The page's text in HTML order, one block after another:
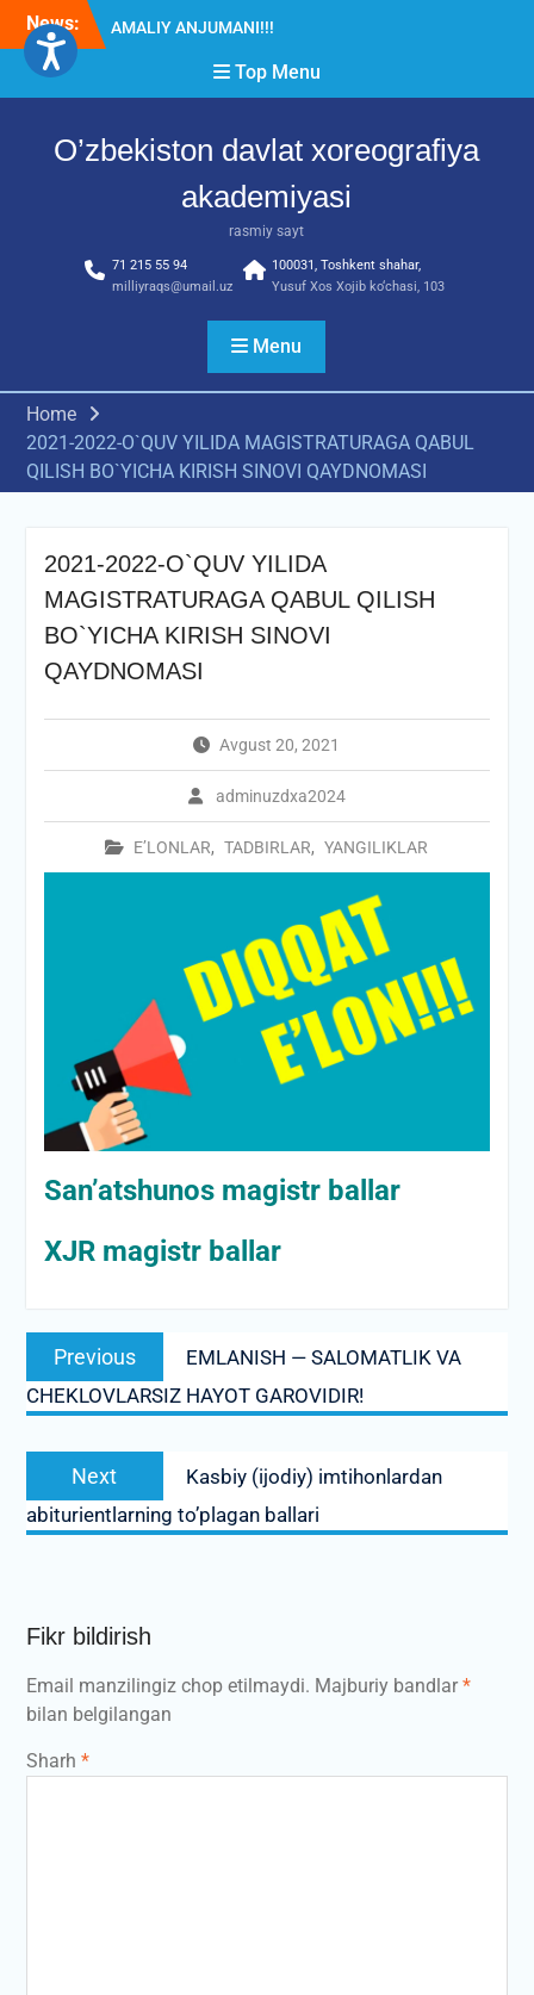
Skip
content
News:
Diqqat e’lon!
2026” tadbiri bo‘lib o‘tdi
RESPUBLIKA ILMIY-
Top Menu
O’zbekiston davlat xoreografiya
akademiyasi
rasmiy sayt
71 215 55 94
milliyraqs@umail.uz
100031, Toshkent shahar,
Yusuf Xos Xojib ko‘chasi, 103
Menu
Home
2021-2022-O`QUV YILIDA MAGISTRATURAGA QABUL
QILISH BO`YICHA KIRISH SINOVI QAYDNOMASI
2021-2022-O`QUV YILIDA
MAGISTRATURAGA QABUL QILISH
BO`YICHA KIRISH SINOVI
QAYDNOMASI
Avgust 20, 2021
adminuzdxa2024
E’LONLAR, TADBIRLAR, YANGILIKLAR
San’atshunos magistr ballar
XJR magistr ballar
Post
menyusi
Previous
post:
EMLANISH — SALOMATLIK VA
CHEKLOVLARSIZ HAYOT GAROVIDIR!
Next
post:
Kasbiy (ijodiy) imtihonlardan
abiturientlarning to’plagan ballari
Fikr bildirish
Email manzilingiz chop etilmaydi. Majburiy bandlar*
bilan belgilangan
Sharh *